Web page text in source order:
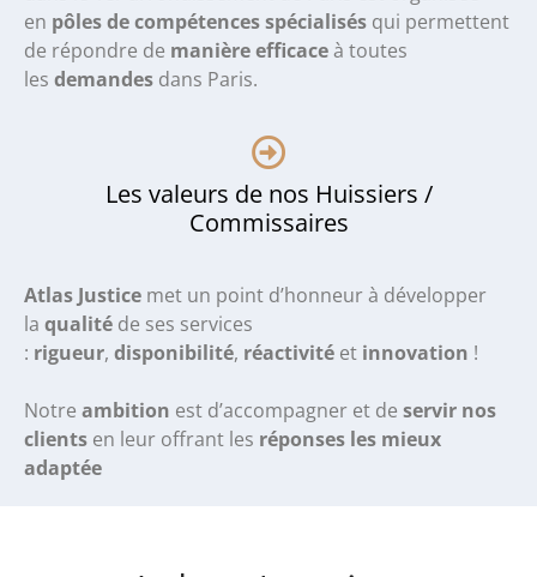
en pôles de compétences spécialisés qui permettent
de répondre de manière efficaceà toutes
les demandes dans Paris.
Les valeurs de nos Huissiers /
Commissaires
Atlas Justice met un point d’honneur à développer
la qualité de ses services
: rigueur, disponibilité, réactivité et innovation !
Notre ambition est d’accompagner et de servir nos
clients en leur offrant les réponses les mieux
adaptée